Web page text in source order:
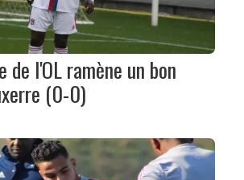
de l'OL ramène un bon
(0-0)